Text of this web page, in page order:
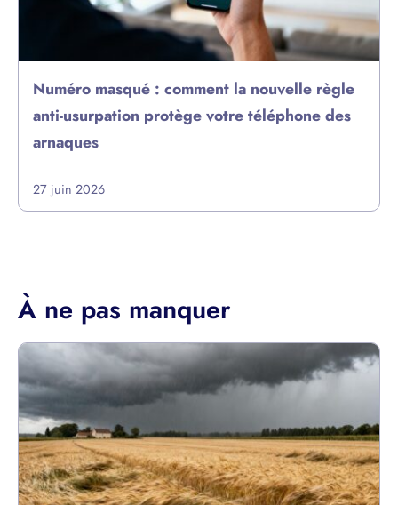
Numéro masqué : comment la nouvelle règle
anti-usurpation protège votre téléphone des
arnaques
27 juin 2026
À ne pas manquer